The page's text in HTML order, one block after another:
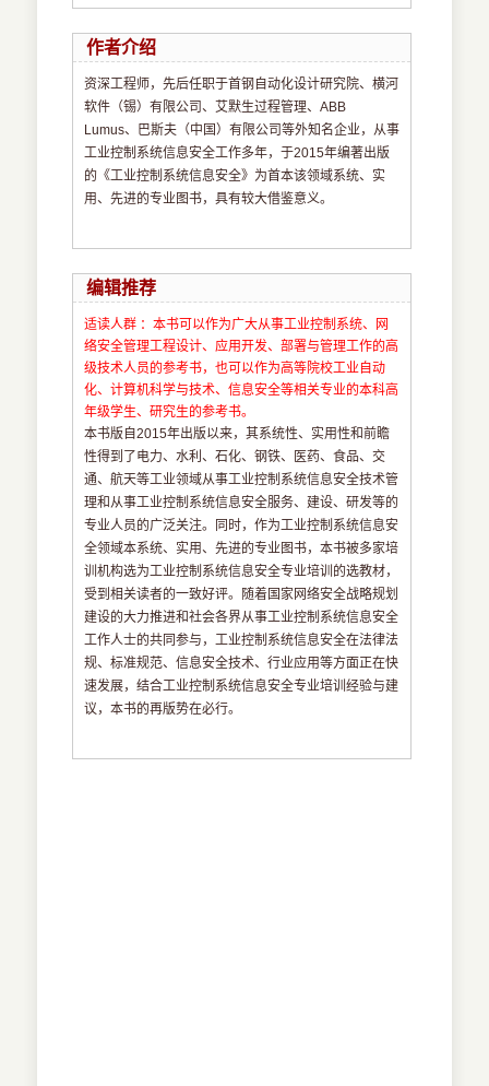
作者介绍
资深工程师，先后任职于首钢自动化设计研究院、横河
软件（锡）有限公司、艾默生过程管理、ABB
Lumus、巴斯夫（中国）有限公司等外知名企业，从事
工业控制系统信息安全工作多年，于2015年编著出版
的《工业控制系统信息安全》为首本该领域系统、实
用、先进的专业图书，具有较大借鉴意义。
编辑推荐
适读人群 ：本书可以作为广大从事工业控制系统、网
络安全管理工程设计、应用开发、部署与管理工作的高
级技术人员的参考书，也可以作为高等院校工业自动
化、计算机科学与技术、信息安全等相关专业的本科高
年级学生、研究生的参考书。
本书版自2015年出版以来，其系统性、实用性和前瞻
性得到了电力、水利、石化、钢铁、医药、食品、交
通、航天等工业领域从事工业控制系统信息安全技术管
理和从事工业控制系统信息安全服务、建设、研发等的
专业人员的广泛关注。同时，作为工业控制系统信息安
全领域本系统、实用、先进的专业图书，本书被多家培
训机构选为工业控制系统信息安全专业培训的选教材，
受到相关读者的一致好评。随着国家网络安全战略规划
建设的大力推进和社会各界从事工业控制系统信息安全
工作人士的共同参与，工业控制系统信息安全在法律法
规、标准规范、信息安全技术、行业应用等方面正在快
速发展，结合工业控制系统信息安全专业培训经验与建
议，本书的再版势在必行。